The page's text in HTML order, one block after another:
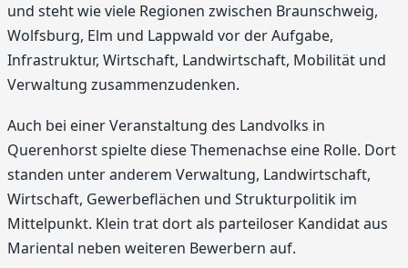
und steht wie viele Regionen zwischen Braunschweig,
Wolfsburg, Elm und Lappwald vor der Aufgabe,
Infrastruktur, Wirtschaft, Landwirtschaft, Mobilität und
Verwaltung zusammenzudenken.
Auch bei einer Veranstaltung des Landvolks in
Querenhorst spielte diese Themenachse eine Rolle. Dort
standen unter anderem Verwaltung, Landwirtschaft,
Wirtschaft, Gewerbeflächen und Strukturpolitik im
Mittelpunkt. Klein trat dort als parteiloser Kandidat aus
Mariental neben weiteren Bewerbern auf.